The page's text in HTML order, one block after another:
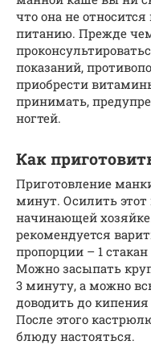
что она не
питанию. Прежде
показаний,
приобрести
принимать,
ногтей.
Как
Приготовление
минут. Осилить этот
начинающей
рекомендуется
пропорции – 1
Можно засыпать
3 минуту, а можно
доводить до
После этого
блюду настояться.